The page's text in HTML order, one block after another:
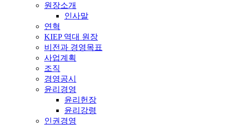
원장소개
인사말
연혁
KIEP 역대 원장
비전과 경영목표
사업계획
조직
경영공시
윤리경영
윤리헌장
윤리강령
인권경영